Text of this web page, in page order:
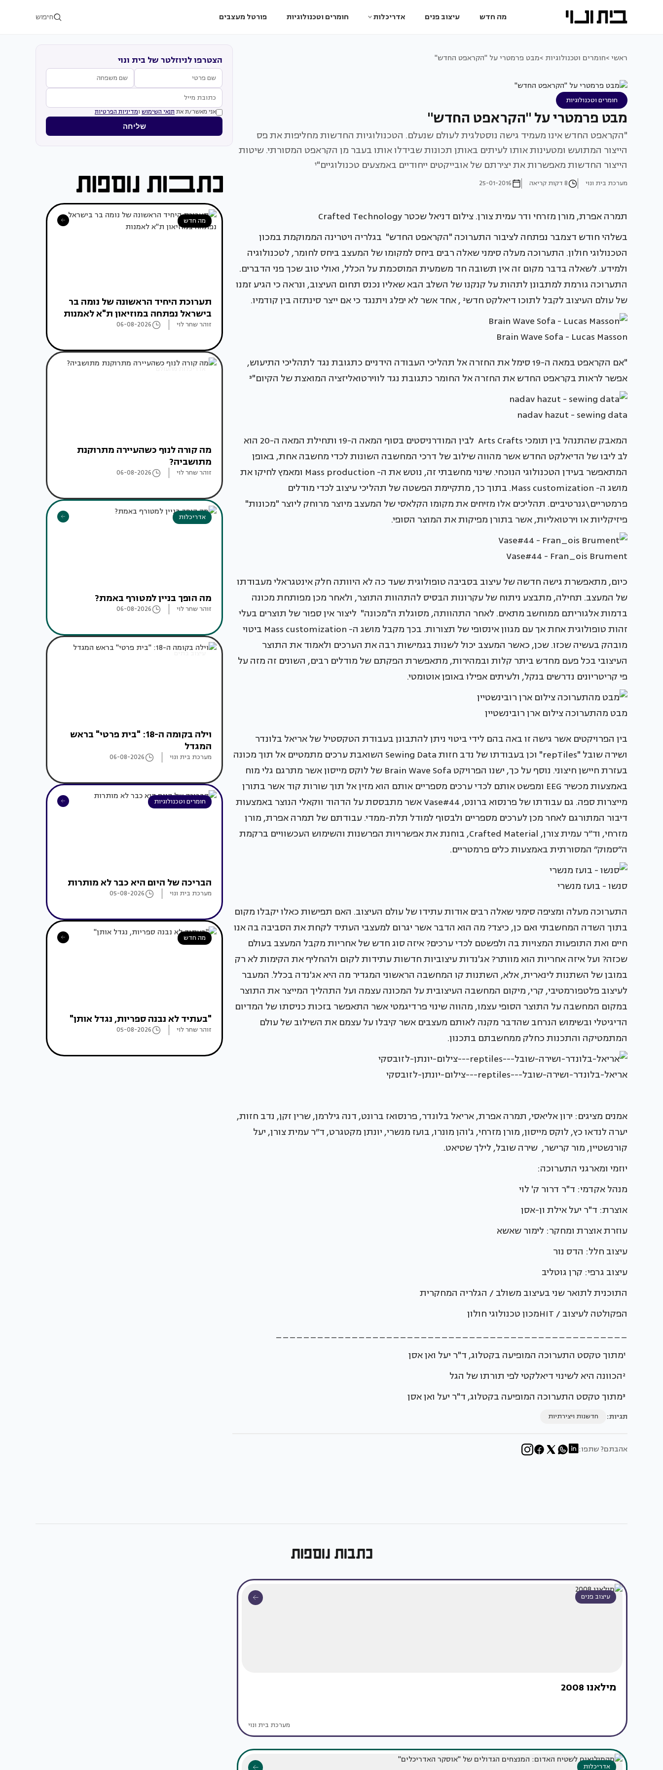
מה חדש עיצוב פנים אדריכלות חומרים וטכנולוגיות פורטל מעצבים חיפוש
ראשי >חומרים וטכנולוגיות >מבט פרמטרי על "הקראפט החדש"
חומרים וטכנולוגיות
מבט פרמטרי על "הקראפט החדש"
"הקראפט החדש אינו מעמיד גישה נוסטלגית לעולם שנעלם. הטכנולוגיות החדשות מחליפות את פס
הייצור המתועש ומטעינות אותו לעיתים באותן תכונות שבידלו אותו בעבר מן הקראפט המסורתי. שיטות
הייצור החדשות מאפשרות את יצירתם של אובייקטים ייחודיים באמצעים טכנולוגיים"¹
מערכת בית ונוי 8 דקות קריאה 25-01-2016
תמרה אפרת, מורן מזרחי ודר עמית צורן. צילום דניאל שכטר Crafted Technology
בשלהי חודש דצמבר נפתחה לציבור התערוכה "הקראפט החדש" בגלריה ויטרינה הממוקמת במכון
הטכנולוגי חולון. התערוכה מעלה סימני שאלה רבים ביחס למקומו של המעצב ביחס לחומר, לטכנולוגיה
ולמידע. לשאלה בדבר מקום זה אין תשובה חד משמעית המוסכמת על הכלל, ואולי טוב שכך פני הדברים.
התערוכה גורמת למתבונן לתהות על קנקנו של השלב הבא שאליו נכנס תחום העיצוב, ונראה כי הגיע זמנו
של עולם העיצוב לקבל לתוכו דיאלקט חדש² , אחד אשר לא יפלג ויתנגד כי אם ייצר סינתזה בין קודמיו.
Brain Wave Sofa - Lucas Masson
"אם הקראפט במאה ה-19 סימל את החזרה אל תהליכי העבודה הידניים כתגובת נגד לתהליכי התיעוש,
אפשר לראות בקראפט החדש את החזרה אל החומר כתגובת נגד לווירטואליזציה המואצת של הקיום"³
nadav hazut - sewing data
המאבק שהתנהל בין תומכי Arts Crafts לבין המודרניסטים בסוף המאה ה-19 ותחילת המאה ה-20 הוא
לב ליבו של הדיאלקט החדש אשר מהווה שילוב של דרכי המחשבה השונות לכדי מחשבה אחת, באופן
המתאפשר בעידן הטכנולוגי הנוכחי. שינוי מחשבתי זה, נוטש את ה- Mass production ומאמץ לחיקו את
מושג ה- Mass customization. בתוך כך, מתקיימת הפשטה של תהליכי עיצוב לכדי מודלים
פרמטריים\גנרטיביים. תהליכים אלו מזיחים את מקומו הקלאסי של המעצב מיוצר מרוחק ליוצר "מכונות"
פיזיקליות או וירטואליות, אשר בתורן מפיקות את המוצר הסופי.
Vase#44 - Fran_ois Brument
כיום, מתאפשרת גישה חדשה של עיצוב בסביבה טופולוגית שעד כה לא היוותה חלק אינטגראלי מעבודתו
של המעצב. תחילה, מתבצע ניתוח של עקרונות הבסיס להתהוות התוצר, ולאחר מכן מפותחת מכונה
בדמות אלגוריתם ממוחשב מתאים. לאחר התהוותה, מסוגלת ה"מכונה" ליצור אין ספור של תוצרים בעלי
זהות טופולוגית אחת אך עם מגוון אינסופי של תצורות. בכך מקבל מושג ה- Mass customization ביטוי
מובהק בעשיה שכזו. שכן, כאשר המעצב יכול לשנות בגמישות רבה את הערכים ולאמוד את התוצר
העיצובי בכל פעם מחדש ביתר קלות ובמהירות, מתאפשרת הפקתם של מודלים רבים, השונים זה מזה על
פי קריטריונים נדרשים בנקל, ולעיתים אפילו באופן אוטומטי.
מבט מהתערוכה צילום ארן רובינשטיין
בין הפרויקטים אשר גישה זו באה בהם לידי ביטוי ניתן להתבונן בעבודת הטקסטיל של אריאל בלונדר
ושירה שובל "repTiles" וכן בעבודתו של נדב חזות Sewing Data השואבת ערכים מתמטיים אל תוך מכונה
בעזרת חיישן חיצוני. נוסף על כך, ישנו הפרויקט Brain Wave Sofa של לוקס מייסון אשר מתרגם גלי מוח
באמצעות מכשיר EEG ומפשט אותם לכדי ערכים מספריים אותם הוא מזין אל תוך שורות קוד אשר בתורן
מייצרות ספה. גם עבודתו של פרנסוא ברונט, Vase#44 אשר מתבססת על הדהוד ווקאלי הנוצר באמצעות
דיבור המתורגם לאחר מכן לערכים מספריים ולבסוף למודל תלת-ממדי. עבודתם של תמרה אפרת, מורן
מזרחי, וד״ר עמית צורן, Crafted Material, בוחנת את אפשרויות הפרשנות והשימוש העכשוויים ברקמת
ה״סמוק״ המסורתית באמצעות כלים פרמטריים.
סנשו - בועז מנשרי
התערוכה מעלה ומציפה סימני שאלה רבים אודות עתידו של עולם העיצוב. האם תפישות כאלו יקבלו מקום
בתוך השדה המחשבתי ואם כן, כיצד? מה הוא הדבר אשר יגרום למעצבי העתיד לקחת את הסביבה בה אנו
חיים ואת התופעות המצויות בה ולפשטם לכדי ערכים? איזה סוג חדש של אחריות מקבל המעצב בעולם
שכזה? ועל איזה אחריות הוא מוותר? אג'נדות עיצוביות חדשות עתידות לקום ולהחליף את הקימות לא רק
במובן של השתנות לינארית, אלא, השתנות קו המחשבה הראשוני המגדיר מה היא אג'נדה בכלל. המעבר
לעיצוב פלטפורמטיבי, קרי, מיקום המחשבה העיצובית על המכונה עצמה ועל התהליך המייצר את התוצר
במקום המחשבה על התוצר הסופי עצמו, מהווה שינוי פרדיגמטי אשר התאפשר בזכות כניסתו של המדיום
הדיגיטלי ובשימוש הנרחב שהדבר מקנה לאותם מעצבים אשר קיבלו על עצמם את השילוב של עולם
המתמטיקה והתכנות כחלק ממחשבתם בתכנון.
אריאל-בלונדר-ושירה-שובל---reptiles---צילום-יונתן-לזובסקי
אמנים מציגים: ירון אליאסי, תמרה אפרת, אריאל בלונדר, פרנסואז ברונט, דנה גילרמן, שרין זקן, נדב חזות,
יערה לנדאו כץ, לוקס מייסון, מורן מזרחי, ג'והן מונרו, בועז מנשרי, יונתן מקטגרט, ד״ר עמית צורן, יעל
קורנשטיין, מור קרישר, שירה שובל, לילך שטיאט.
יוזמי ומארגני התערוכה:
מנהל אקדמי: ד"ר דרור ק' לוי
אוצרת: ד"ר יעל אילת ון-אסן
עוזרת אוצרת ומחקר: לימור שאשא
עיצוב חלל: הדס נור
עיצוב גרפי: קרן גוטליב
התוכנית לתואר שני בעיצוב משולב / הגלריה המחקרית
הפקולטה לעיצוב / HITמכון טכנולוגי חולון
___________________________________________________
תגיות: חדשנות ויצירתיות
אהבתם? שתפו:
הצטרפו לניוזלטר של בית ונוי
אני מאשר/ת את תנאי השימוש ומדיניות הפרטיות
שליחה
מה חדש
תערוכת היחיד הראשונה של נומה בר
בישראל נפתחה במוזיאון ת"א לאמנות
זוהר שחר לוי 06-08-2026
אדריכלות מהעולם
מה קורה לנוף כשהעיירה מתרוקנת
מתושביה?
זוהר שחר לוי 06-08-2026
אדריכלות
מה הופך בניין למטורף באמת?
זוהר שחר לוי 06-08-2026
עיצוב בתים
וילה בקומה ה-18: "בית פרטי" בראש
המגדל
מערכת בית ונוי 06-08-2026
חומרים וטכנולוגיות
הבריכה של היום היא כבר לא מותרות
מערכת בית ונוי 05-08-2026
מה חדש
"בעתיד לא נבנה ספריות, נגדל אותן"
זוהר שחר לוי 05-08-2026
כתבות נוספות
עיצוב פנים
מילאנו 2008
מערכת בית ונוי
אדריכלות